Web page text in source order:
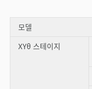
모델
XYθ 스테이지